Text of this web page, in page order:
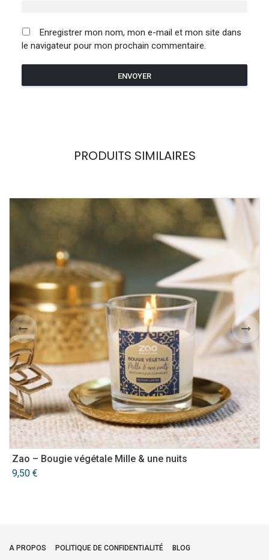
Enregistrer mon nom, mon e-mail et mon site dans
le navigateur pour mon prochain commentaire.
PRODUITS SIMILAIRES
Zao – Bougie végétale Mille & une nuits
9,50 €
A PROPOS POLITIQUE DE CONFIDENTIALITÉ BLOG